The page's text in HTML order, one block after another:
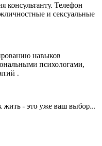
консультанту. Телефон
и сексуальные
навыков
психологами,
.
жить - это уже ваш выбор...